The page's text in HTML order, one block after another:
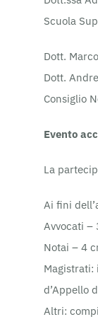
Scuola
Dott.
Dott.
Consiglio
Evento
La
Ai fini
Avvocati –
Notai – 4
Magistrati:
d’Appello
Altri: